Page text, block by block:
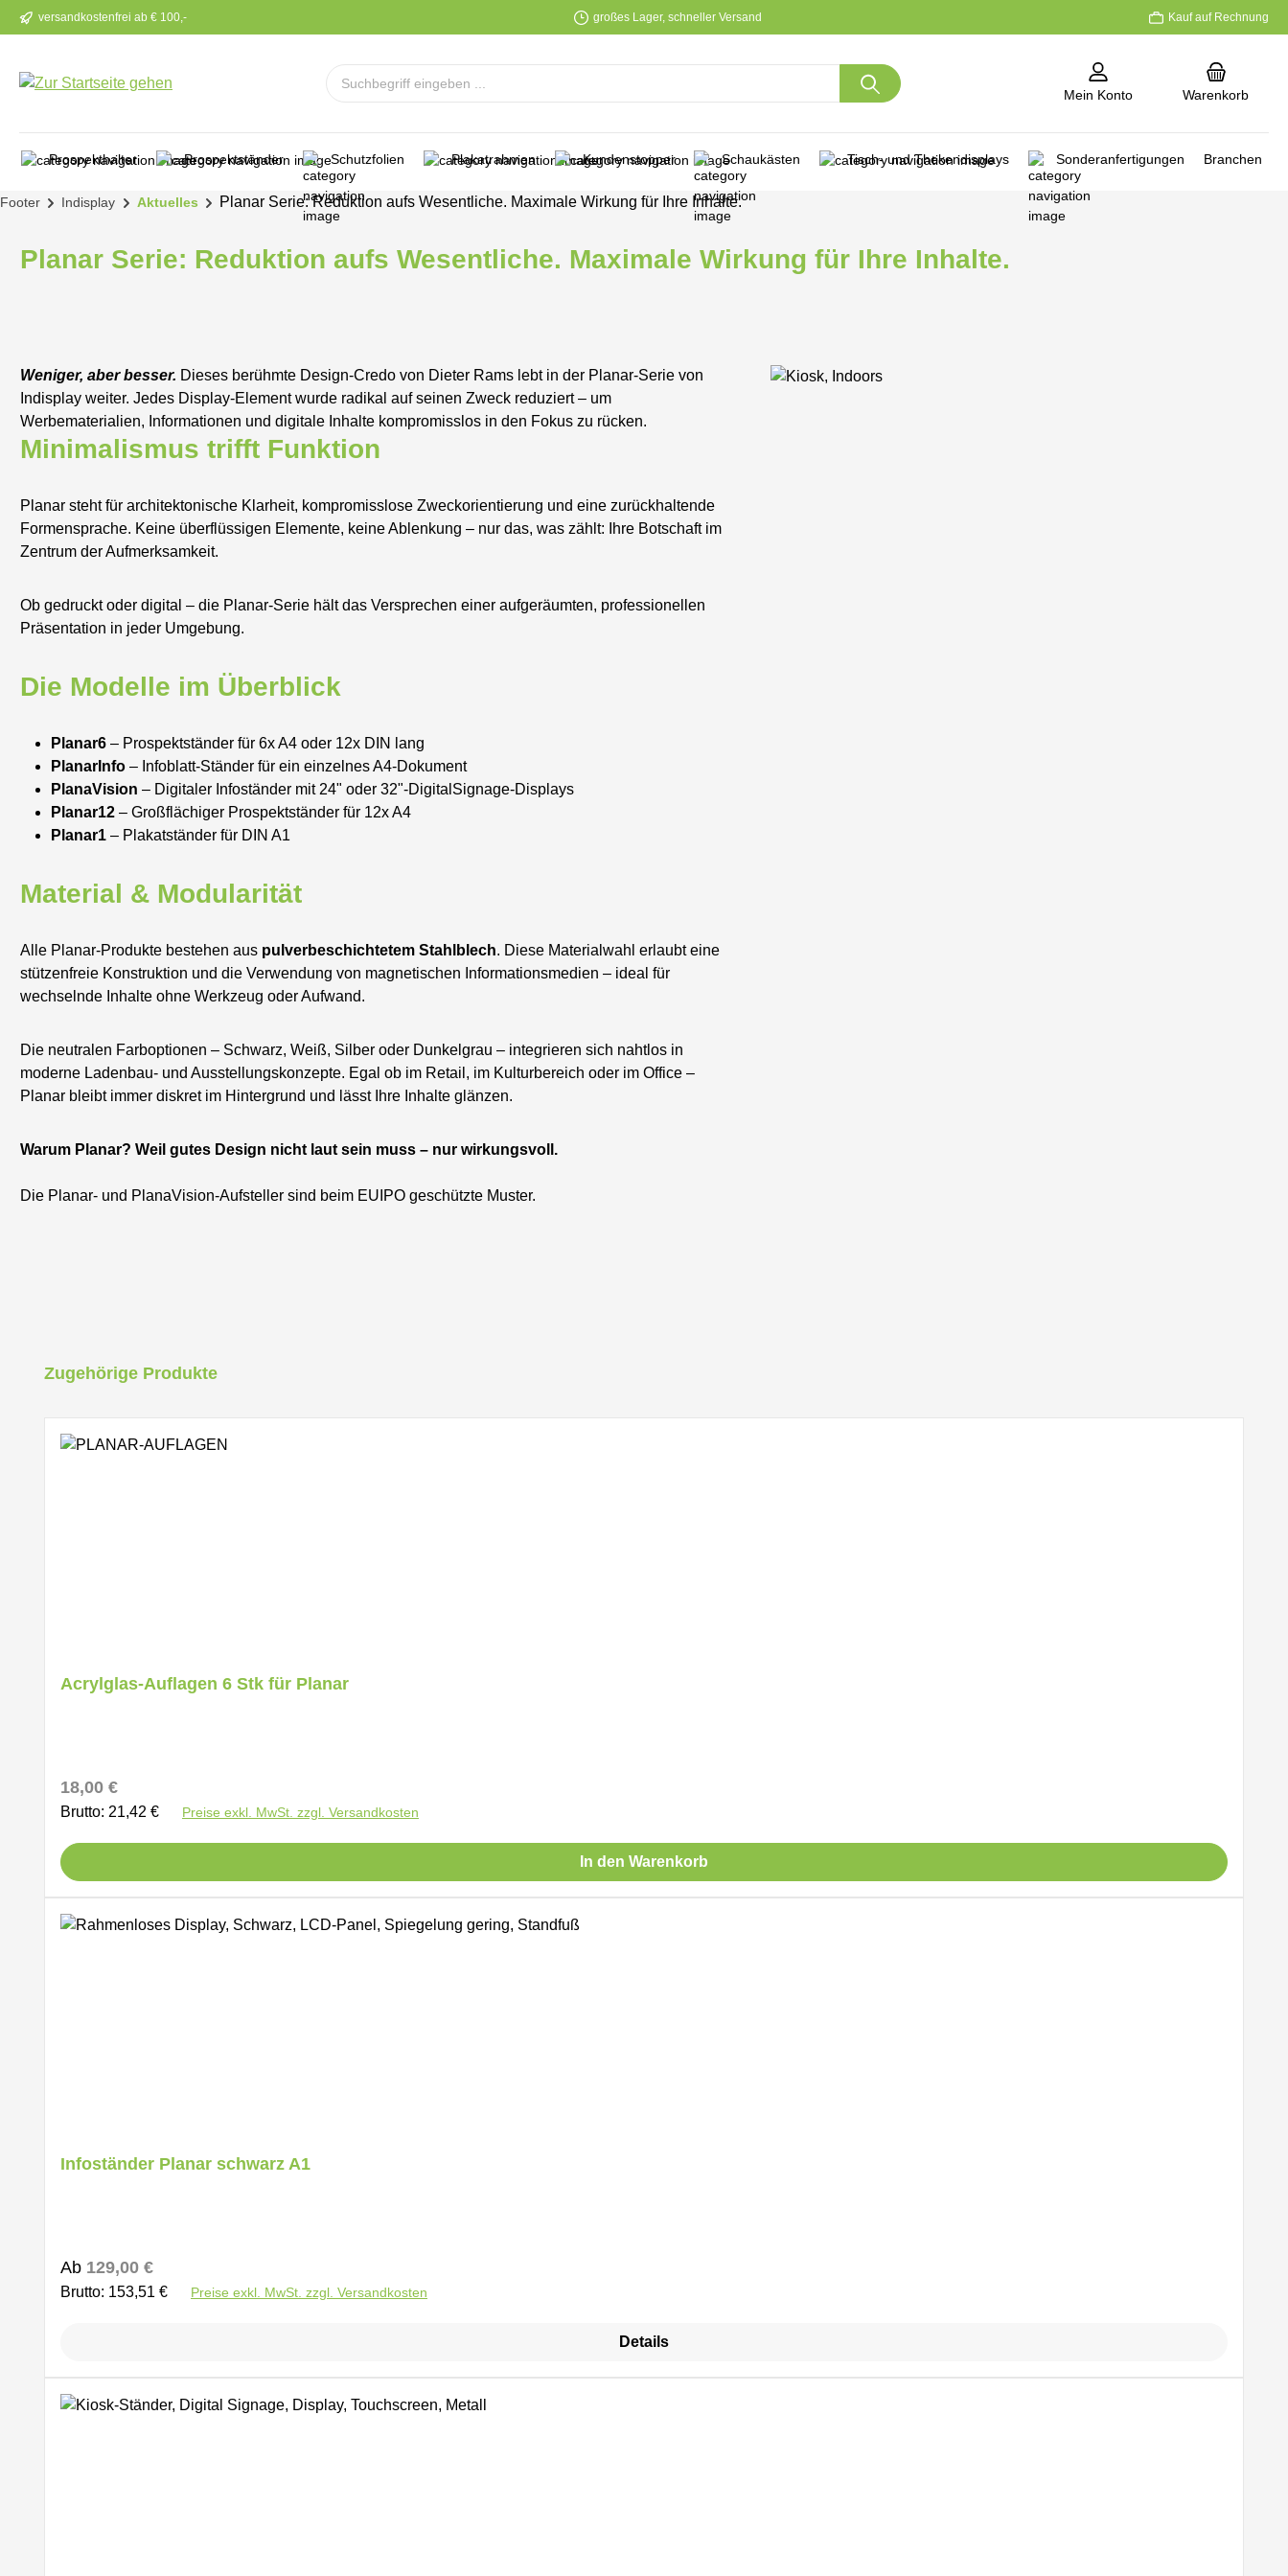
Hauptinhalt springen
Zur Suche springen
Zur Hauptnavigation springen
versandkostenfrei ab € 100,- großes Lager, schneller Versand Kauf auf Rechnung
Mein Konto Warenkorb
Prospekthalter Prospektständer Schutzfolien Plakatrahmen Kundenstopper Schaukästen Tisch- und Thekendisplays Sonderanfertigungen Branchen
Footer Indisplay Aktuelles Planar Serie: Reduktion aufs Wesentliche. Maximale Wirkung für Ihre Inhalte.
Planar Serie: Reduktion aufs Wesentliche. Maximale Wirkung für Ihre Inhalte.
Weniger, aber besser. Dieses berühmte Design-Credo von Dieter Rams lebt in der Planar-Serie von
Indisplay weiter. Jedes Display-Element wurde radikal auf seinen Zweck reduziert – um
Werbematerialien, Informationen und digitale Inhalte kompromisslos in den Fokus zu rücken.
Minimalismus trifft Funktion
Planar steht für architektonische Klarheit, kompromisslose Zweckorientierung und eine zurückhaltende
Formensprache. Keine überflüssigen Elemente, keine Ablenkung – nur das, was zählt: Ihre Botschaft im
Zentrum der Aufmerksamkeit.
Ob gedruckt oder digital – die Planar-Serie hält das Versprechen einer aufgeräumten, professionellen
Präsentation in jeder Umgebung.
Die Modelle im Überblick
Planar6 – Prospektständer für 6x A4 oder 12x DIN lang
PlanarInfo – Infoblatt-Ständer für ein einzelnes A4-Dokument
PlanaVision – Digitaler Infoständer mit 24" oder 32"-DigitalSignage-Displays
Planar12 – Großflächiger Prospektständer für 12x A4
Planar1 – Plakatständer für DIN A1
Material & Modularität
Alle Planar-Produkte bestehen aus pulverbeschichtetem Stahlblech. Diese Materialwahl erlaubt eine
stützenfreie Konstruktion und die Verwendung von magnetischen Informationsmedien – ideal für
wechselnde Inhalte ohne Werkzeug oder Aufwand.
Die neutralen Farboptionen – Schwarz, Weiß, Silber oder Dunkelgrau – integrieren sich nahtlos in
moderne Ladenbau- und Ausstellungskonzepte. Egal ob im Retail, im Kulturbereich oder im Office –
Planar bleibt immer diskret im Hintergrund und lässt Ihre Inhalte glänzen.
Warum Planar? Weil gutes Design nicht laut sein muss – nur wirkungsvoll.
Die Planar- und PlanaVision-Aufsteller sind beim EUIPO geschützte Muster.
Produktgalerie überspringen
Zugehörige Produkte
Acrylglas-Auflagen 6 Stk für Planar
Regulärer Preis:
18,00 €
Brutto: 21,42 € Preise exkl. MwSt. zzgl. Versandkosten
In den Warenkorb
Infoständer Planar schwarz A1
Regulärer Preis:
Ab 129,00 €
Brutto: 153,51 € Preise exkl. MwSt. zzgl. Versandkosten
Details